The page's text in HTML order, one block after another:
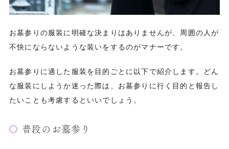
お墓参りの服装に明確な決まりはありませんが、周囲の人が
不快にならないような装いをするのがマナーです。
お墓参りに適した服装を目的ごとに以下で紹介します。どん
な服装にしようか迷った際は、お墓参りに行く目的と報告し
たいことも考慮するといいでしょう。
普段のお墓参り